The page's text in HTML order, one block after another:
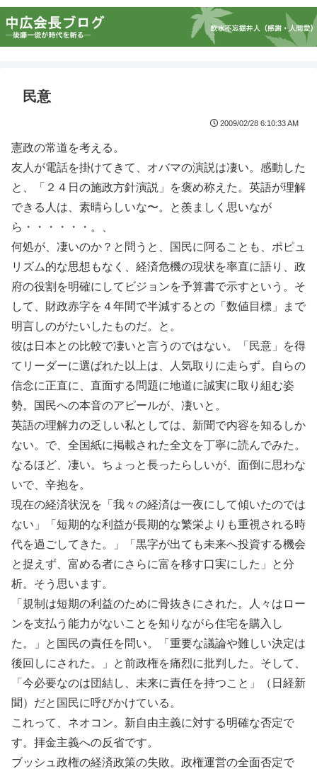
民意
2009/02/28 6:10:33 AM
憲政の常道を考える。
友人が電話を掛けてきて、オバマの演説は凄い。感動した
と、「２４日の施政方針演説」を褒め称えた。英語が理解
できる人は、素晴らしいな〜。と羨ましく思いなが
ら・・・・・・。、
何処が、凄いのか？と問うと、国民に阿ることも、ポピュ
リズム的な思想もなく、経済危機の現状を率直に語り、政
府の役割を明確にしてビジョンを予算書で示すという。そ
して、財政赤字を４年間で半減するとの「数値目標」まで
明言しのがたいしたものだ。と。
彼は日本との比較で凄いと言うのではない。「民意」を得
てリーダーに選ばれた以上は、人気取りに走らず。自らの
信念に正直に、直面する問題に地道に誠実に取り組む姿
勢。国民への本音のアピールが、凄いと。
英語の理解力の乏しい私としては、新聞で内容を知るしか
ない。で、全国紙に掲載された全文を丁寧に読んでみた。
なるほど、凄い。ちょっと長ったらしいが、面倒に思わな
いで、辛抱を。
現在の経済状況を「我々の経済は一夜にして傾いたのでは
ない」「短期的な利益が長期的な繁栄よりも重視される時
代を過ごしてきた。」「黒字が出ても未来へ投資する機会
と捉えず、富める者にさらに富を移す口実にした」と分
析。そう思います。
「規制は短期の利益のために骨抜きにされた。人々はロー
ンを支払う能力がないことを知りながら住宅を購入し
た。」と国民の責任を問い。「重要な議論や難しい決定は
後回しにされた。」と前政権を痛烈に批判した。そして、
「今必要なのは団結し、未来に責任を持つこと」（日経新
聞）だと国民に呼びかけている。
これって、ネオコン。新自由主義に対する明確な否定で
す。拝金主義への反省です。
ブッシュ政権の経済政策の失敗。政権運営の全面否定で